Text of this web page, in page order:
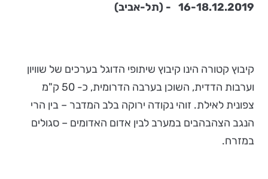
16-18.12.2019 - (תל-אביב)
קיבוץ קטורה הינו קיבוץ שיתופי הדוגל בערכים של שוויון
וערבות הדדית, השוכן בערבה הדרומית, כ- 50 ק"מ
צפונית לאילת. זוהי נקודה ירוקה בלב המדבר – בין הרי
הנגב הצהבהבים במערב לבין אדום האדומים – סגולים
במזרח.